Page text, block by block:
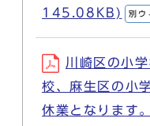
145.08KB)
別ウ
川崎区の小
校、麻生区の小
休業となりま